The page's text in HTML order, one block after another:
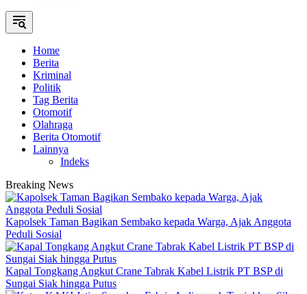
Home
Berita
Kriminal
Politik
Tag Berita
Otomotif
Olahraga
Berita Otomotif
Lainnya
Indeks
Breaking News
Kapolsek Taman Bagikan Sembako kepada Warga, Ajak Anggota
Peduli Sosial
Kapal Tongkang Angkut Crane Tabrak Kabel Listrik PT BSP di
Sungai Siak hingga Putus